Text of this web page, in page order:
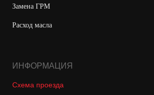
Замена ГРМ
Расход масла
ИНФОРМАЦИЯ
Схема проезда